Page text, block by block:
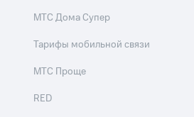
МТС Дома Супер
Тарифы мобильной связи
МТС Проще
RED